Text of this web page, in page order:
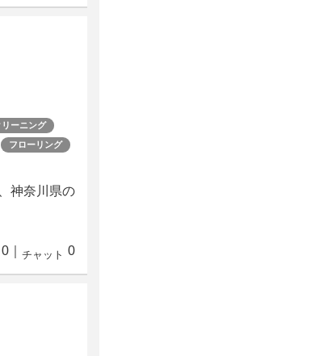
ーニング
フローリング
神奈川県の
0 チャット 0